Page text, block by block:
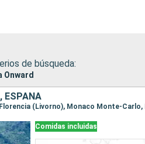
de búsqueda:
Onward
ESPAÑA
Comidas incluidas